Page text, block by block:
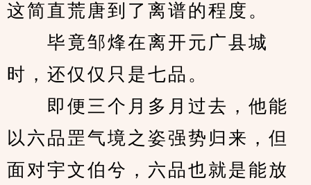
这简直荒唐到了离谱的程度。
毕竟邹烽在离开元广县城
时，还仅仅只是七品。
即便三个月多月过去，他能
以六品罡气境之姿强势归来，但
面对宇文伯兮，六品也就是能放